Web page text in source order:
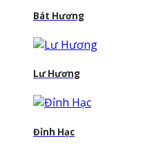
Bát Hương
Lư Hương
Đỉnh Hạc